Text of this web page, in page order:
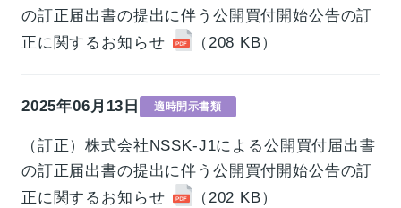
の訂正届出書の提出に伴う公開買付開始公告の訂
正に関するお知らせ
（208 KB）
2025年06月13日 適時開示書類
（訂正）株式会社NSSK-J1による公開買付届出書
の訂正届出書の提出に伴う公開買付開始公告の訂
正に関するお知らせ
（202 KB）